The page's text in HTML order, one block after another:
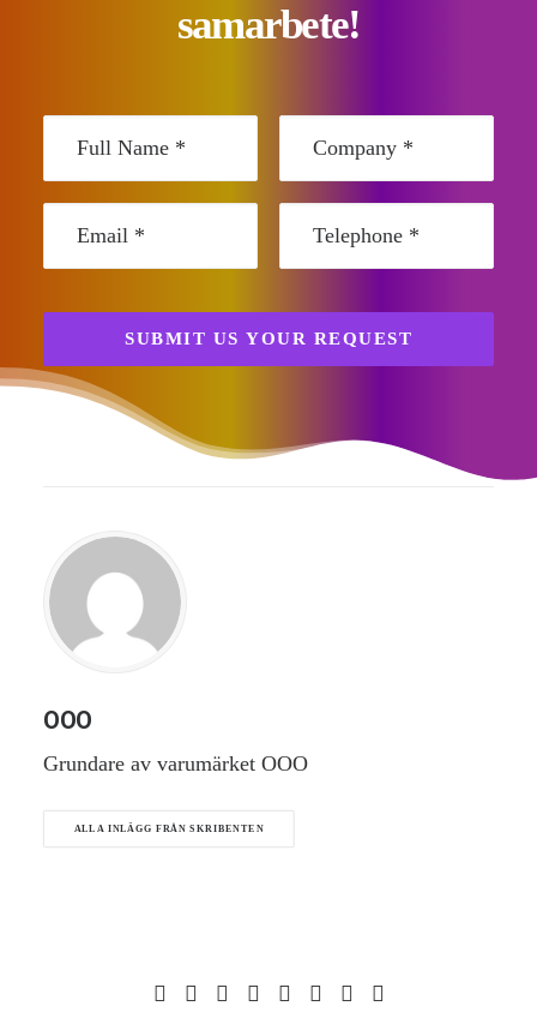
samarbete!
OOO
Grundare av varumärket OOO
ALLA INLÄGG FRÅN SKRIBENTEN